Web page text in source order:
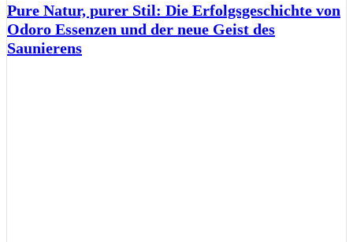
Pure Natur, purer Stil: Die Erfolgsgeschichte von
Odoro Essenzen und der neue Geist des
Saunierens